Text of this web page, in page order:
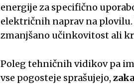
energije za specifično
električnih naprav na
zmanjšano učinkovitost ali
Poleg tehničnih vidikov pa
vse pogosteje sprašujejo,